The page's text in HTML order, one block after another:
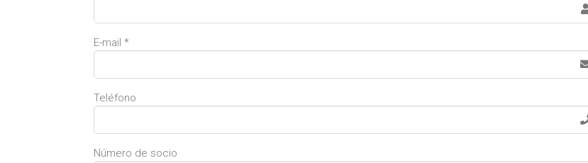
E-mail *
Teléfono
Número de socio